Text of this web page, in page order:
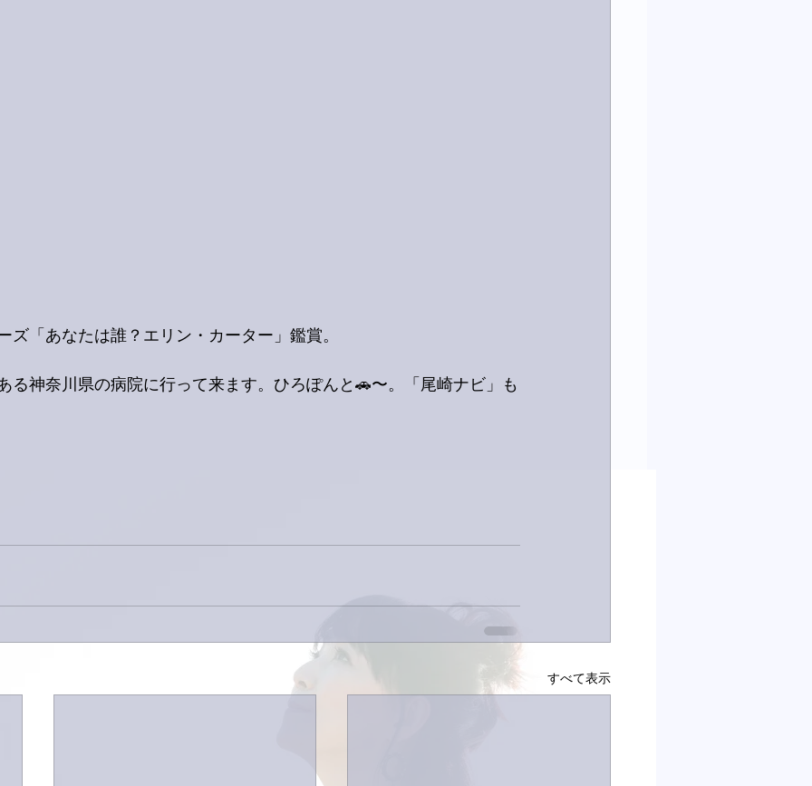
ズ「あなたは誰？エリン・カーター」鑑賞。
る神奈川県の病院に行って来ます。ひろぽんと🚗〜。「尾崎ナビ」も
すべて表示